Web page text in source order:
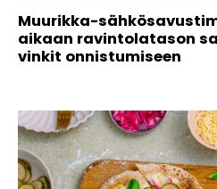
Muurikka-
aikaan ravintolatason
vinkit onnistumiseen